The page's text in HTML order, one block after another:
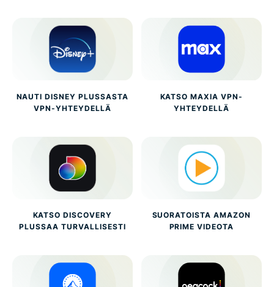
NAUTI DISNEY PLUSSASTA
VPN-YHTEYDELLÄ
KATSO MAXIA VPN-
YHTEYDELLÄ
KATSO DISCOVERY
PLUSSAA TURVALLISESTI
SUORATOISTA AMAZON
PRIME VIDEOTA